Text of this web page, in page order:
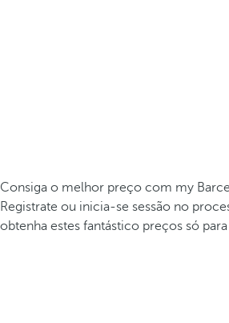
Consiga o melhor preço com my
Registrate ou inicia-se sessão no
obtenha estes fantástico preços só